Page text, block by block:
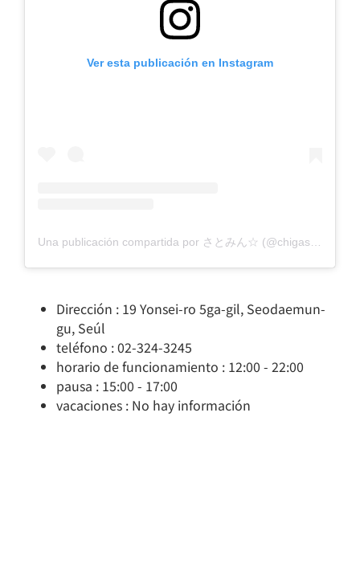
Ver esta publicación en Instagram
Dirección : 19 Yonsei-ro 5ga-gil, Seodaemun-
gu, Seúl
teléfono : 02-324-3245
horario de funcionamiento : 12:00 - 22:00
pausa : 15:00 - 17:00
vacaciones : No hay información